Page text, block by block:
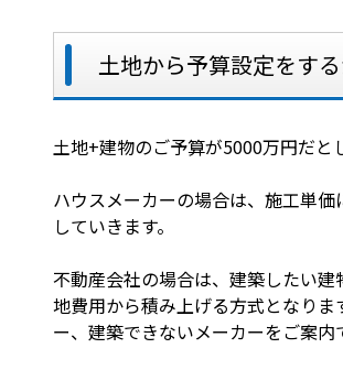
土地から予算設定をす
土地+建物のご予算が5000万円だと
ハウスメーカーの場合は、施工単
していきます。
不動産会社の場合は、建築したい
地費用から積み上げる方式となり
ー、建築できないメーカーをご案内